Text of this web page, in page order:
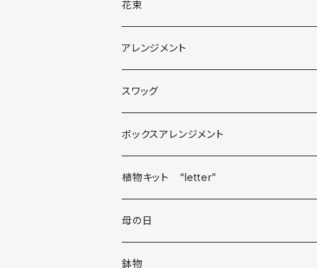
花束
アレンジメント
スワッグ
ボックスアレンジメント
植物キット “letter”
母の日
鉢物